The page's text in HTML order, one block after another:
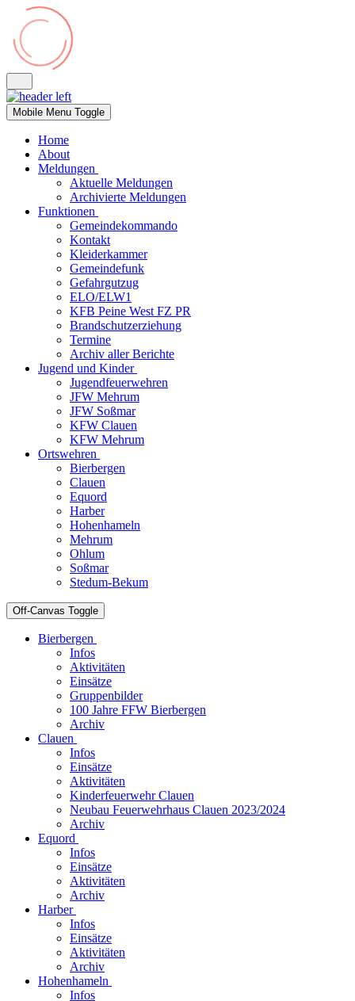
Mobile Menu Toggle
Home
About
Meldungen
Aktuelle Meldungen
Archivierte Meldungen
Funktionen
Gemeindekommando
Kontakt
Kleiderkammer
Gemeindefunk
Gefahrgutzug
ELO/ELW1
KFB Peine West FZ PR
Brandschutzerziehung
Termine
Archiv aller Berichte
Jugend und Kinder
Jugendfeuerwehren
JFW Mehrum
JFW Soßmar
KFW Clauen
KFW Mehrum
Ortswehren
Bierbergen
Clauen
Equord
Harber
Hohenhameln
Mehrum
Ohlum
Soßmar
Stedum-Bekum
Off-Canvas Toggle
Bierbergen
Infos
Aktivitäten
Einsätze
Gruppenbilder
100 Jahre FFW Bierbergen
Archiv
Clauen
Infos
Einsätze
Aktivitäten
Kinderfeuerwehr Clauen
Neubau Feuerwehrhaus Clauen 2023/2024
Archiv
Equord
Infos
Einsätze
Aktivitäten
Archiv
Harber
Infos
Einsätze
Aktivitäten
Archiv
Hohenhameln
Infos